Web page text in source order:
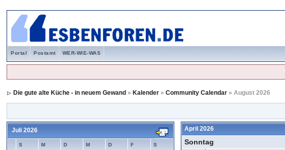
Portal Postamt WER-WIE-WAS
Die gute alte Küche - in neuem Gewand » Kalender »Community Calendar » August 2026
Juli 2026
S M D M D F S
April 2026
Sonntag